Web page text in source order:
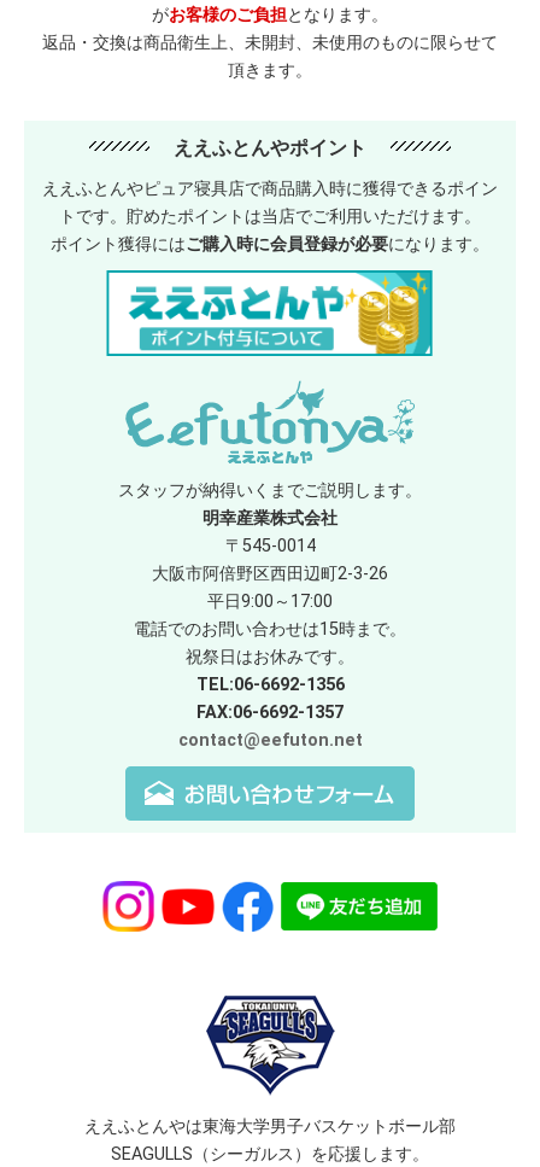
がお客様のご負担となります。
返品・交換は商品衛生上、未開封、未使用のものに限らせて
頂きます。
ええふとんやポイント
ええふとんやピュア寝具店で商品購入時に獲得できるポイン
トです。貯めたポイントは当店でご利用いただけます。
ポイント獲得にはご購入時に会員登録が必要になります。
スタッフが納得いくまでご説明します。
明幸産業株式会社
〒545-0014
大阪市阿倍野区西田辺町2-3-26
平日9:00～17:00
電話でのお問い合わせは15時まで。
祝祭日はお休みです。
TEL:06-6692-1356
FAX:06-6692-1357
contact@eefuton.net
ええふとんやは東海大学男子バスケットボール部
SEAGULLS（シーガルス）を応援します。